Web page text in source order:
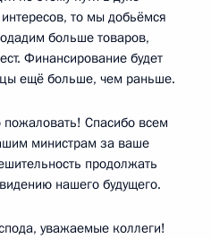
то мы добьёмся
больше товаров,
Финансирование будет
ещё больше, чем раньше.
Спасибо всем
министрам за ваше
продолжать
нашего будущего.
уважаемые коллеги!